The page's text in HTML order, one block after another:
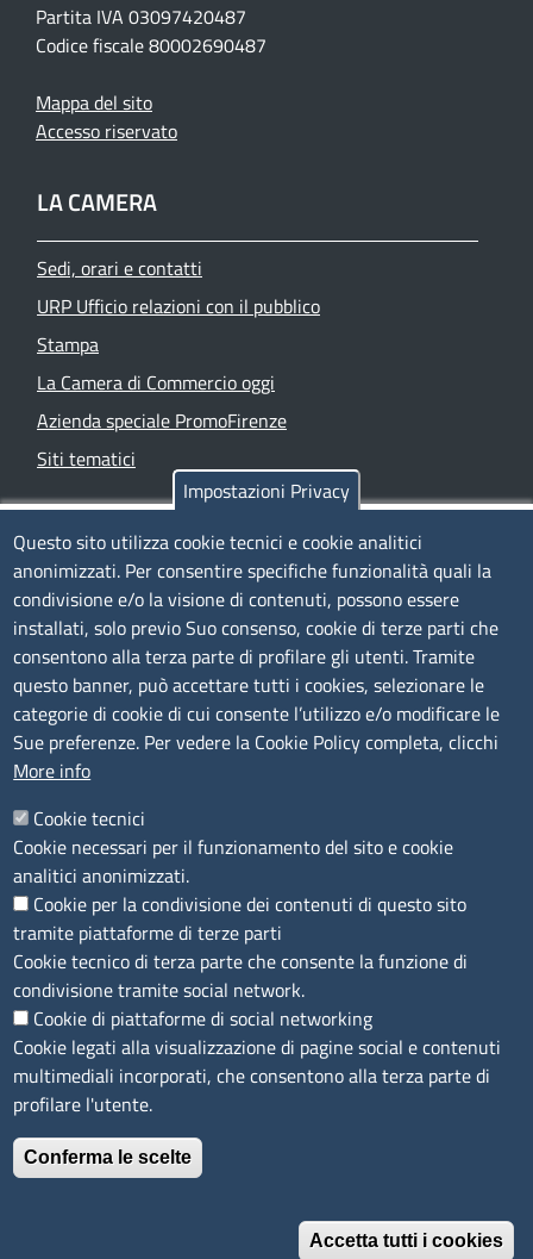
Partita IVA 03097420487
Codice fiscale 80002690487
Mappa del sito
Accesso riservato
LA CAMERA
Sedi, orari e contatti
URP Ufficio relazioni con il pubblico
Stampa
La Camera di Commercio oggi
Azienda speciale PromoFirenze
Siti tematici
TRASPARENZA
Albo Online
Amministrazione trasparente
Bandi e concorsi
Segnalazioni Whistleblowing
Accessibilità
IBAN e pagamenti informatici
Informative privacy e cookie
Verifiche PA
Attuazione misure PNRR
Modulistica
SEGUICI SU
Impostazioni Privacy
Questo sito utilizza cookie tecnici e cookie analitici
anonimizzati. Per consentire specifiche funzionalità quali la
condivisione e/o la visione di contenuti, possono essere
installati, solo previo Suo consenso, cookie di terze parti che
consentono alla terza parte di profilare gli utenti. Tramite
questo banner, può accettare tutti i cookies, selezionare le
categorie di cookie di cui consente l’utilizzo e/o modificare le
Sue preferenze. Per vedere la Cookie Policy completa, clicchi
More info
Cookie tecnici
Cookie necessari per il funzionamento del sito e cookie
analitici anonimizzati.
Cookie per la condivisione dei contenuti di questo sito
tramite piattaforme di terze parti
Cookie tecnico di terza parte che consente la funzione di
condivisione tramite social network.
Cookie di piattaforme di social networking
Cookie legati alla visualizzazione di pagine social e contenuti
multimediali incorporati, che consentono alla terza parte di
profilare l'utente.
Conferma le scelte
Accetta tutti i cookies